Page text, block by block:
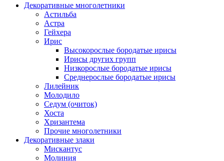
Декоративные многолетники
Астильба
Астра
Гейхера
Ирис
Высокорослые бородатые ирисы
Ирисы других групп
Низкорослые бородатые ирисы
Среднерослые бородатые ирисы
Лилейник
Молодило
Седум (очиток)
Хоста
Хризантема
Прочие многолетники
Декоративные злаки
Мискантус
Молиния